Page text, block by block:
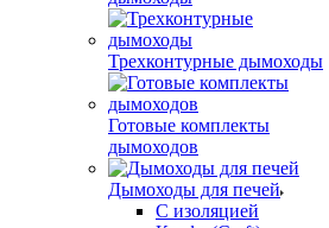
Трехконтурные дымоходы
Готовые комплекты
дымоходов
Дымоходы для печей
С изоляцией